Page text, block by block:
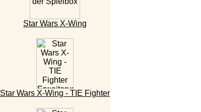
Star Wars X-Wing
Star Wars X-Wing - TIE Fighter